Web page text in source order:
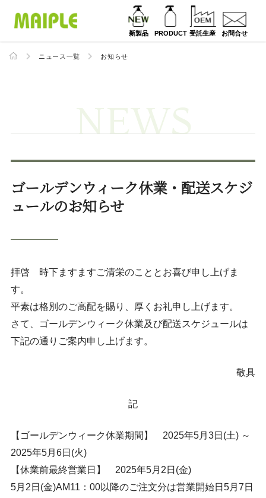
新製品 PRODUCT 受託生産 お問合せ
ニュース一覧 お知らせ
NEWS
ゴールデンウィーク休業・配送スケジ
ュールのお知らせ
拝啓 時下ますますご清栄のこととお喜び申し上げま
す。
平素は格別のご高配を賜り、厚くお礼申し上げます。
さて、ゴールデンウィーク休業及び配送スケジュールは
下記の通りご案内申し上げます。
敬具
記
【ゴールデンウィーク休業期間】 2025年5月3日(土) ～
2025年5月6日(火)
【休業前最終営業日】 2025年5月2日(金)
5月2日(金)AM11：00以降のご注文分は営業開始日5月7日